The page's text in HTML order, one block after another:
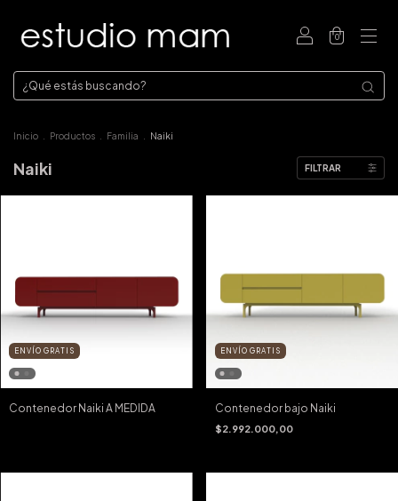
0
Inicio Productos Familia Naiki
Naiki FILTRAR
ENVÍO GRATIS
Contenedor Naiki A MEDIDA
ENVÍO GRATIS
Contenedor bajo Naiki
$2.992.000,00